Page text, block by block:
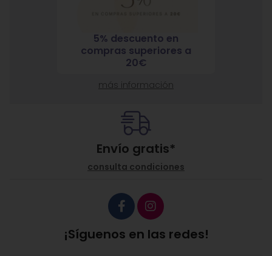
5% descuento en
compras superiores a
20€
más información
Envío gratis*
consulta condiciones
¡Síguenos en las redes!